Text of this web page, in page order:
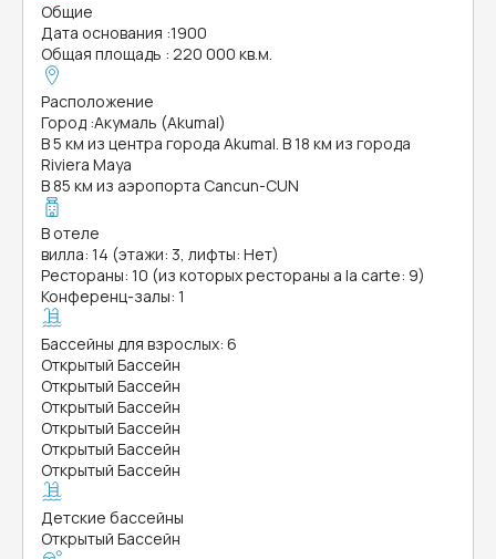
Общие
Дата основания :1900
Общая площадь : 220 000 кв.м.
Расположение
Город :Акумаль (Akumal)
В 5 км из центра города Akumal. В 18 км из города
Riviera Maya
В 85 км из аэропорта Cancun-CUN
В отеле
вилла: 14 (этажи: 3, лифты: Нет)
Рестораны: 10 (из которых рестораны a la carte: 9)
Конференц-залы: 1
Бассейны для взрослых: 6
Открытый Бассейн
Открытый Бассейн
Открытый Бассейн
Открытый Бассейн
Открытый Бассейн
Открытый Бассейн
Детские бассейны
Открытый Бассейн